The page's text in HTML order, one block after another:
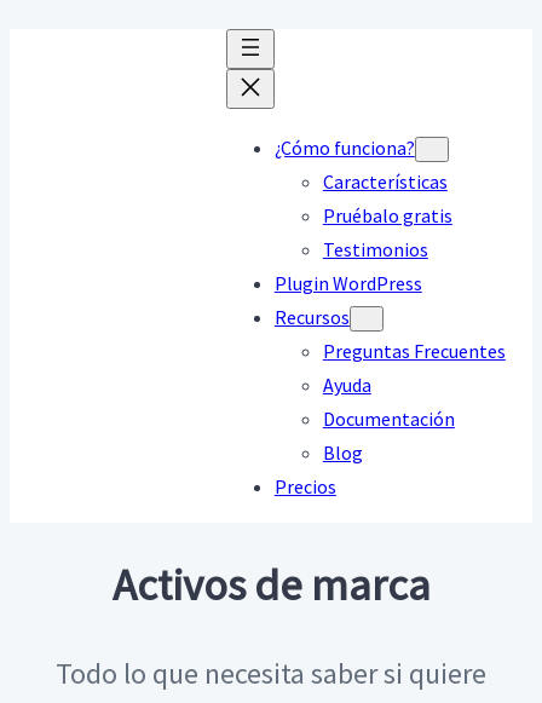
¿Cómo funciona?
Características
Pruébalo gratis
Testimonios
Plugin WordPress
Recursos
Preguntas Frecuentes
Ayuda
Documentación
Blog
Precios
Activos de marca
Todo lo que necesita saber si quiere